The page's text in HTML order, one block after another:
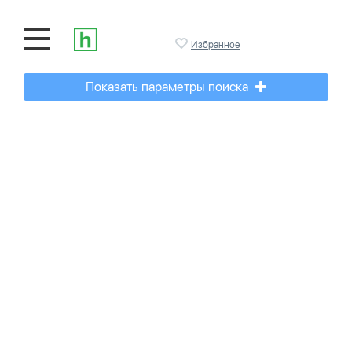
Избранное
Показать параметры поиска